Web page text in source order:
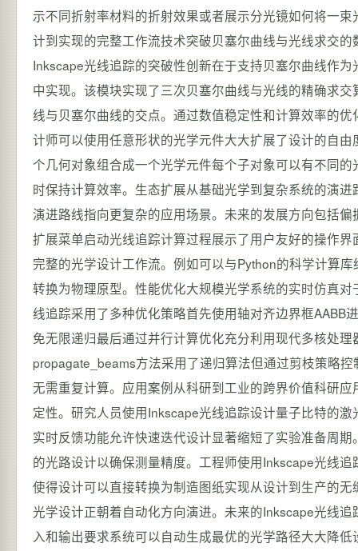
示不同折射率材料的折射效果或者展示分光镜如何将一
计到实现的完整工作流技术突破贝塞尔曲线与光线求交
Inkscape光线追踪的突破性创新在于支持贝塞尔曲线作
中实现。该模块实现了三次贝塞尔曲线与光线的精确求
线与贝塞尔曲线的交点。通过数值稳定性和计算效率的
计师可以使用任意形状的光学元件大大扩展了设计的自
个几何对象组合成一个光学元件每个子对象可以有不同
时保持计算效率。生态扩展从基础光学到复杂系统的演
演进路线指向更复杂的应用场景。未来的发展方向包括
扩展菜单启动光线追踪计算过程展示了用户友好的操作
完整的光学设计工作流。例如可以与Python的科学计算
转换为物理原型。性能优化大规模光学系统的实时仿真
线追踪采用了多种优化策略首先使用轴对齐边界框AABB
免无限递归最后通过并行计算优化充分利用现代多核处
propagate_beams方法采用了递归算法但通过剪枝策略
无需重复计算。应用案例从科研到工业的跨界价值科研
定性。研究人员使用Inkscape光线追踪设计量子比特的
实时反馈功能允许快速迭代设计显著缩短了实验准备周
的光路设计以确保测量精度。工程师使用Inkscape光线
使得设计可以直接转换为制造图纸实现从设计到生产的
光学设计正朝着自动化方向演进。未来的Inkscape光线
入和输出要求系统可以自动生成最优的光学路径大大降